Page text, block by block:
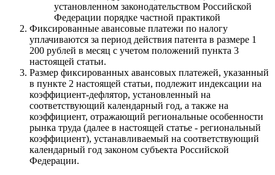
установленном законодательством Российской
Федерации порядке частной практикой
Фиксированные авансовые платежи по налогу
уплачиваются за период действия патента в размере 1
200 рублей в месяц с учетом положений пункта 3
настоящей статьи.
Размер фиксированных авансовых платежей, указанный
в пункте 2 настоящей статьи, подлежит индексации на
коэффициент-дефлятор, установленный на
соответствующий календарный год, а также на
коэффициент, отражающий региональные особенности
рынка труда (далее в настоящей статье - региональный
коэффициент), устанавливаемый на соответствующий
календарный год законом субъекта Российской
Федерации.